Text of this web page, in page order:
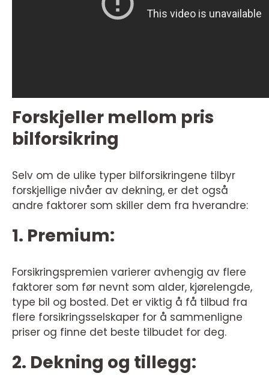
Forskjeller mellom pris
bilforsikring
Selv om de ulike typer bilforsikringene tilbyr
forskjellige nivåer av dekning, er det også
andre faktorer som skiller dem fra hverandre:
1. Premium:
Forsikringspremien varierer avhengig av flere
faktorer som før nevnt som alder, kjørelengde,
type bil og bosted. Det er viktig å få tilbud fra
flere forsikringsselskaper for å sammenligne
priser og finne det beste tilbudet for deg.
2. Dekning og tillegg: